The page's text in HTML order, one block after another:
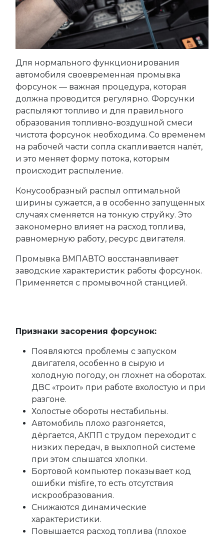
Для нормального функционирования
автомобиля своевременная промывка
форсунок — важная процедура, которая
должна проводится регулярно. Форсунки
распыляют топливо и для правильного
образования топливно-воздушной смеси
чистота форсунок необходима. Со временем
на рабочей части сопла скапливается налёт,
и это меняет форму потока, которым
происходит распыление.
Конусообразный распыл оптимальной
ширины сужается, а в особенно запущенных
случаях сменяется на тонкую струйку. Это
закономерно влияет на расход топлива,
равномерную работу, ресурс двигателя.
Промывка ВМПАВТО восстанавливает
заводские характеристик работы форсунок.
Применяется c промывочной станцией.
Признаки засорения форсунок:
Появляются проблемы с запуском
двигателя, особенно в сырую и
холодную погоду, он глохнет на оборотах.
ДВС «троит» при работе вхолостую и при
разгоне.
Холостые обороты нестабильны.
Автомобиль плохо разгоняется,
дёргается, АКПП с трудом переходит с
низких передач, в выхлопной системе
при этом слышатся хлопки.
Бортовой компьютер показывает код
ошибки misfire, то есть отсутствия
искрообразования.
Снижаются динамические
характеристики.
Повышается расход топлива (плохое